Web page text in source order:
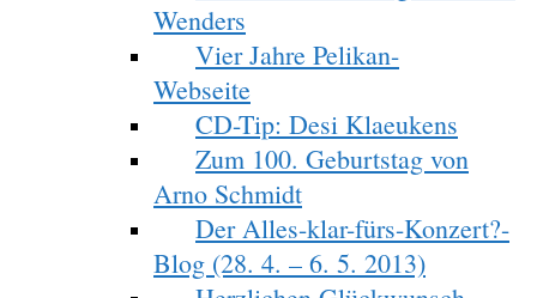
Wenders
Vier Jahre Pelikan-
Webseite
CD-Tip: Desi Klaeukens
Zum 100. Geburtstag von
Arno Schmidt
Der Alles-klar-fürs-Konzert?-
Blog (28. 4. – 6. 5. 2013)